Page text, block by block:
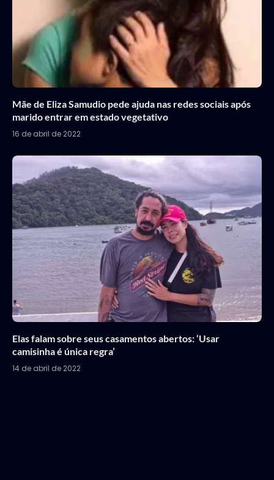
Mãe de Eliza Samudio pede ajuda nas redes sociais após
marido entrar em estado vegetativo
16 de abril de 2022
Elas falam sobre seus casamentos abertos: ‘Usar
camisinha é única regra’
14 de abril de 2022